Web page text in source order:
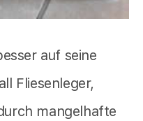
auf seine
Fliesenleger,
mangelhafte